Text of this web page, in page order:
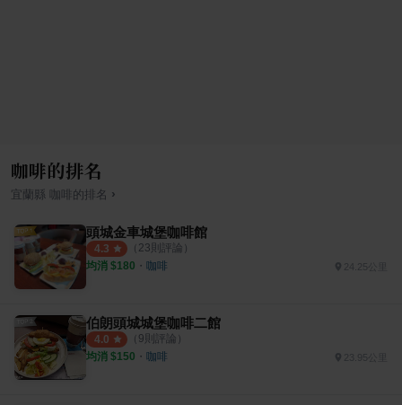
咖啡的排名
宜蘭縣 咖啡 的排名 ›
頭城金車城堡咖啡館
4.3 （ 23則評論）
均消 $180 ・ 咖啡 24.25公里
伯朗頭城城堡咖啡二館
4.0 （ 9則評論）
均消 $150 ・ 咖啡 23.95公里